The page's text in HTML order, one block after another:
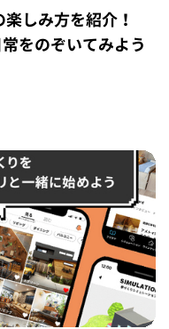
しみ方を紹介！
をのぞいてみよう